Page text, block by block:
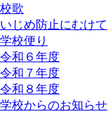
校歌
いじめ防止にむけて
学校便り
令和６年度
令和７年度
令和８年度
学校からのお知らせ